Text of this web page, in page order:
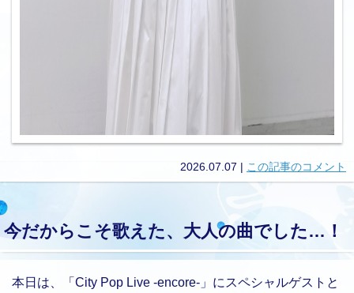
2026.07.07 | この記事のコメント
今だからこそ歌えた、大人の曲でした…！
本日は、「City Pop Live -encore-」にスペシャルゲストと